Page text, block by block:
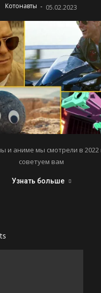
Котонавты - 05.02.2023
и аниме мы смотрели в 2022
советуем вам
Узнать больше